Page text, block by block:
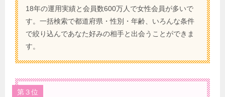
18年の運用実績と会員数600万人で女性会員が多いで
す。一括検索で都道府県・性別・年齢、いろんな条件
で絞り込んであなた好みの相手と出会うことができま
す。
第３位